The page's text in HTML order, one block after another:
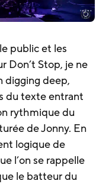
public et les
Don’t Stop, je ne
digging deep,
du texte entrant
rythmique du
de Jonny. En
logique de
l’on se rappelle
le batteur du